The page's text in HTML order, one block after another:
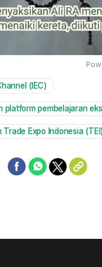
(IEC)
platform pembelajaran
Trade Expo Indonesia